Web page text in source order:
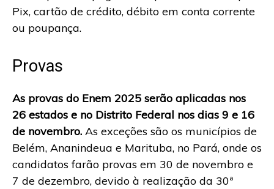
Pix, cartão de crédito, débito em conta corrente
ou poupança.
Provas
As provas do Enem 2025 serão aplicadas nos
26 estados e no Distrito Federal nos dias 9 e 16
de novembro. As exceções são os municípios de
Belém, Ananindeua e Marituba, no Pará, onde os
candidatos farão provas em 30 de novembro e
7 de dezembro, devido à realização da 30ª